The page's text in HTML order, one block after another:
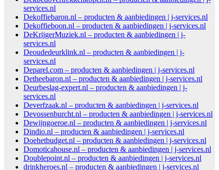
services.nl
Dekoffiebaron.nl – producten & aanbiedingen | j-services.nl
Dekoffieboon.nl – producten & aanbiedingen | j-services.nl
DeKrijgerMuziek.nl – producten & aanbiedingen | j-
services.nl
Deoudedeurklink.nl – producten & aanbiedingen | j-
services.nl
Deparel.com – producten & aanbiedingen | j-services.nl
Detheebaron.nl – producten & aanbiedingen | j-services.nl
Deurbeslag-expert.nl – producten & aanbiedingen | j-
services.nl
Deverfzaak.nl – producten & aanbiedingen | j-services.nl
Devossenburcht.nl – producten & aanbiedingen | j-services.nl
Dewijngoeroe.nl – producten & aanbiedingen | j-services.nl
Dindio.nl – producten & aanbiedingen | j-services.nl
Doehetbudget.nl – producten & aanbiedingen | j-services.nl
Domoticahouse.nl – producten & aanbiedingen | j-services.nl
Doublepoint.nl – producten & aanbiedingen | j-services.nl
drinkheroes.nl – producten & aanbiedingen | j-services.nl